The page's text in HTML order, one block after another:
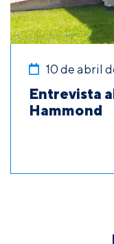
10 de abril
Entrevista
Hammond